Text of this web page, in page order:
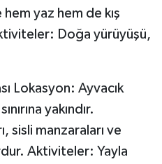
yaz hem de kış
Doğa yürüyüşü,
Lokasyon: Ayvacık
yakındır.
sisli manzaraları ve
Aktiviteler: Yayla